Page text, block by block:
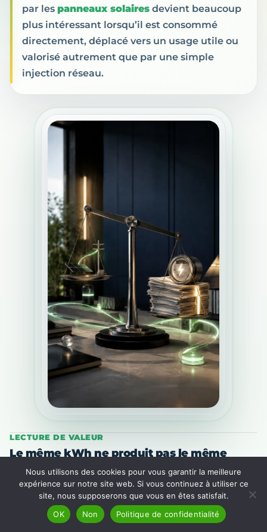
par les panneaux solaires devient beaucoup
plus intéressant lorsqu’il est consommé
directement, déplacé vers un usage utile ou
valorisé autrement que par une simple
injection réseau.
LECTURE DE VALEUR
Le même kWh ne produit pas le même
résultat selon son usage.
kWh revendu
Nous utilisons des cookies pour vous garantir la meilleure
expérience sur notre site web. Si vous continuez à utiliser ce
site, nous supposerons que vous en êtes satisfait.
OK
Non Politique de confidentialité